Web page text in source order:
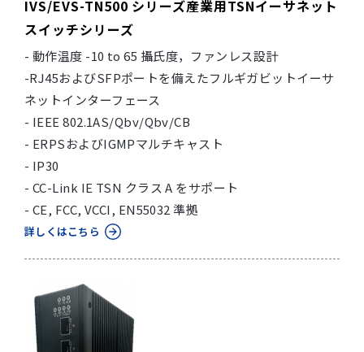
IVS/EVS-TN500 シリーズ産業用TSNイーサネット
スイッチシリーズ
- 動作温度 -10 to 65 攝氏度，ファンレス設計
-RJ45およびSFPポートを備えたフルギガビットイーサ
ネットインターフェース
- IEEE 802.1AS/Qbv/Qbv/CB
- ERPSおよびIGMPマルチキャスト
- IP30
- CC-Link IE TSN クラス A をサポート
- CE, FCC, VCCI, EN55032 準拠
詳しくはこちら